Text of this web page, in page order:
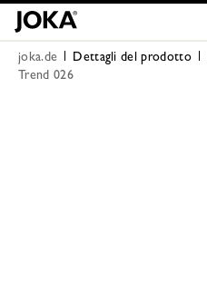
joka.de Dettagli del prodotto
Trend 026